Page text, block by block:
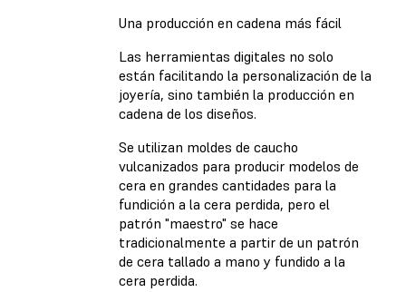
Una producción en cadena más fácil
Las herramientas digitales no solo
están facilitando la personalización de la
joyería, sino también la producción en
cadena de los diseños.
Se utilizan moldes de caucho
vulcanizados para producir modelos de
cera en grandes cantidades para la
fundición a la cera perdida, pero el
patrón "maestro" se hace
tradicionalmente a partir de un patrón
de cera tallado a mano y fundido a la
cera perdida.